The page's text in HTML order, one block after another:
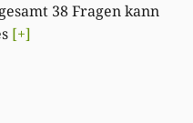
38 Fragen kann
[+]